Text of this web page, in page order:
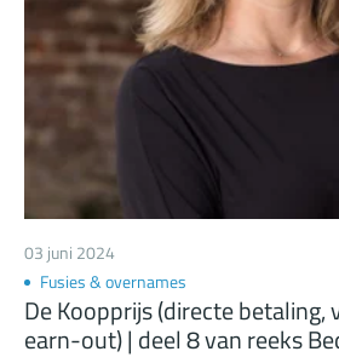
03 juni 2024
Fusies & overnames
De Koopprijs (directe betaling,
earn-out) | deel 8 van reeks